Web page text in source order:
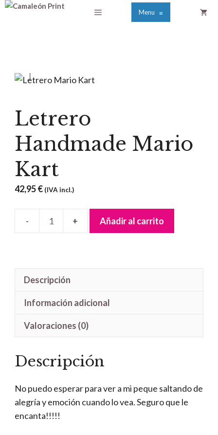
Saltar
Menú Menu ≡
Letrero
Handmade Mario
Kart
42,95€ (IVA incl.)
Letrero
Kart
Añadir al carrito
Descripción
Información adicional
Valoraciones (0)
Descripción
No puedo esperar para ver a mi peque saltando de
alegría y emoción cuando lo vea. Seguro que le
encanta!!!!!